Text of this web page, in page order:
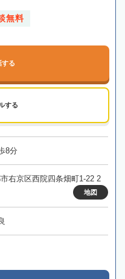
無料
する
する
8分
右京区西院四条畑町1-22 2
地図